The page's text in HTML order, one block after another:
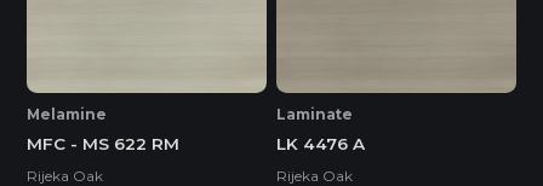
Melamine
MFC - MS 622 RM
Rijeka Oak
Laminate
LK 4476 A
Rijeka Oak